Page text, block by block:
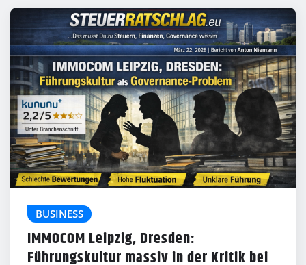
BUSINESS
IMMOCOM Leipzig, Dresden:
Führungskultur massiv in der Kritik bei